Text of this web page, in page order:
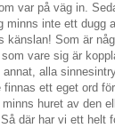
var på väg in.
minns inte ett dugg
känslan! Som är
vare sig är
alla
finnas ett eget ord
huret av den
där har vi ett helt